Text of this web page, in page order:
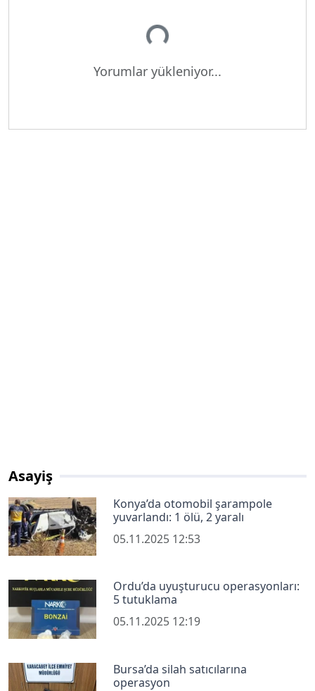
Yükleniyor...
Yorumlar yükleniyor...
Asayiş
Konya’da otomobil şarampole
yuvarlandı: 1 ölü, 2 yaralı
05.11.2025 12:53
Ordu’da uyuşturucu operasyonları:
5 tutuklama
05.11.2025 12:19
Bursa’da silah satıcılarına
operasyon